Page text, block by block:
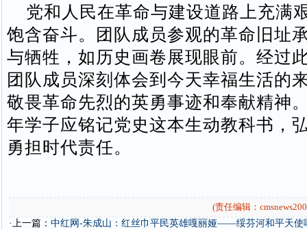
党和人民在革命与建设道路上充满
饱含奋斗。团队成员参观的革命旧址
与牺牲，如历史画卷展现眼前。经过
团队成员深刻体会到今天幸福生活的
敬畏革命先烈的英勇事迹和奉献精神
年学子应铭记党史这本生动教科书，
勇担时代责任。
(责任编辑：
·上一篇： 中红网-朱成山：红丝巾平民英雄嘎丽娅——绥芬河和平天使